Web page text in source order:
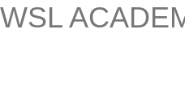
WSL